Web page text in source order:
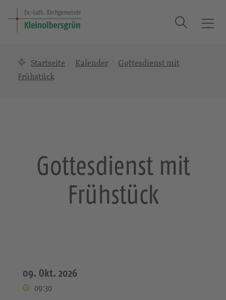
T
Suche
Startseite Kalender
Gottesdienst mit
Frühstück
Gottesdienst mit
Frühstück
09. Okt. 2026
09:30